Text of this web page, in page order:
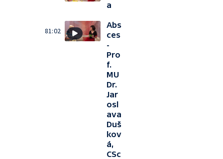
a
81:02
Abs
ces
-
Pro
f.
MU
Dr.
Jar
osl
ava
Duš
kov
á,
CSc